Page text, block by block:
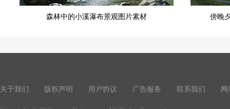
森林中的小溪瀑布景观图片素材 傍晚
关于我们 版权声明 用户协议 广告服务 联系我们 网